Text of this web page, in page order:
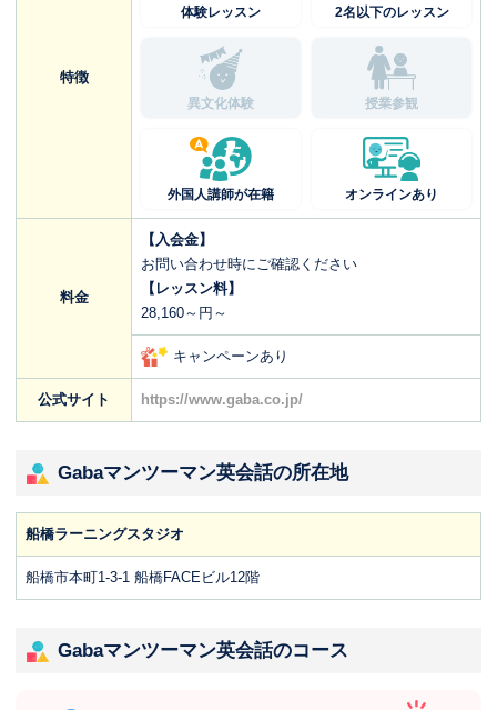
特徴
体験レッスン 2名以下のレッスン
異文化体験 授業参観
外国人講師が在籍 オンラインあり
料金
【入会金】
お問い合わせ時にご確認ください
【レッスン料】
28,160～円～
キャンペーンあり
公式サイト https://www.gaba.co.jp/
Gabaマンツーマン英会話の所在地
船橋ラーニングスタジオ
船橋市本町1-3-1 船橋FACEビル12階
Gabaマンツーマン英会話のコース